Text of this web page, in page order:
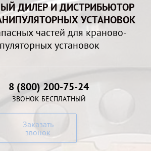
ДИЛЕР И ДИСТРИБЬЮТОР
УСТАНОВОК
частей для краново-
установок
8 (800) 200-75-24
ЗВОНОК БЕСПЛАТНЫЙ
Заказать
звонок